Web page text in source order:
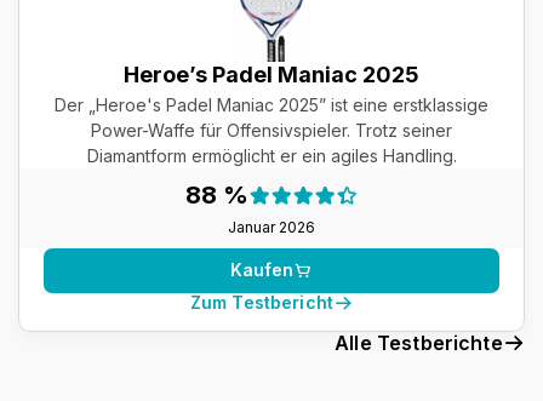
Heroe’s Padel Maniac 2025
Der „Heroe's Padel Maniac 2025” ist eine erstklassige
Power-Waffe für Offensivspieler. Trotz seiner
Diamantform ermöglicht er ein agiles Handling.
88 %
Januar 2026
Testergebnis:
Kaufen
Zum Testbericht
Alle Testberichte